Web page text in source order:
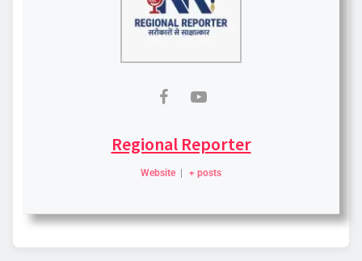
Regional Reporter
Website | + posts